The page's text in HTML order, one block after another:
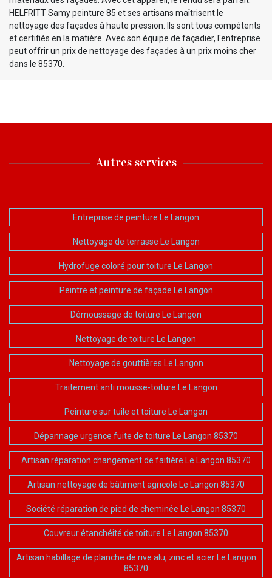
HELFRITT Samy peinture 85 et ses artisans maîtrisent le
nettoyage des façades à haute pression. Ils sont tous compétents
et certifiés en la matière. Avec son équipe de façadier, l'entreprise
peut offrir un prix de nettoyage des façades à un prix moins cher
dans le 85370.
Autres services
Entreprise de peinture Le Langon
Nettoyage de terrasse Le Langon
Hydrofuge coloré pour toiture Le Langon
Peintre et peinture de façade Le Langon
Démoussage de toiture Le Langon
Nettoyage de toiture Le Langon
Nettoyage de gouttières Le Langon
Traitement anti mousse-toiture Le Langon
Peinture sur tuile et toiture Le Langon
Dépannage urgence fuite de toiture Le Langon 85370
Artisan réparation changement de faitière Le Langon 85370
Artisan nettoyage de bâtiment agricole Le Langon 85370
Société réparation de pied de cheminée Le Langon 85370
Couvreur étanchéité de toiture Le Langon 85370
Artisan habillage de planche de rive alu, zinc et acier Le Langon
85370